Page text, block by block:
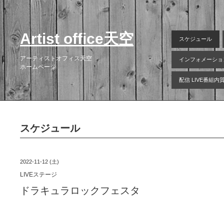
Artist office天空
アーティストオフィス天空
ホームページ
スケジュール
インフォメーショ
配信 LIVE番組内
スケジュール
2022-11-12 (土)
LIVEステージ
ドラキュラロックフェスタ